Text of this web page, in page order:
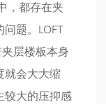
，都存在夹
题。LOFT
层楼板本身
就会大大缩
较大的压抑感